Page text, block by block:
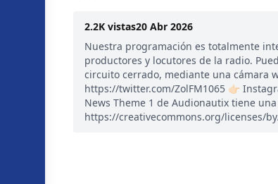
2.2K vistas20 Abr 2026
Nuestra programación es totalmente
productores y locutores de la radio.
circuito cerrado, mediante una cámara
https://twitter.com/ZolFM1065 👉🏻
News Theme 1 de Audionautix tiene
https://creativecommons.org/licenses/